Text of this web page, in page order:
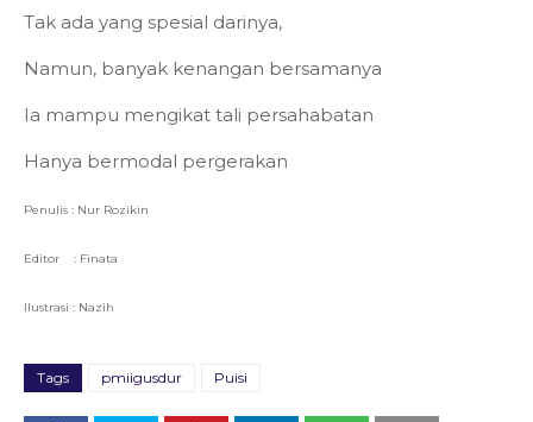
Tak ada yang spesial darinya,
Namun, banyak kenangan bersamanya
Ia mampu mengikat tali persahabatan
Hanya bermodal pergerakan
Penulis : Nur Rozikin
Editor : Finata
Ilustrasi : Nazih
Tags pmiigusdur Puisi